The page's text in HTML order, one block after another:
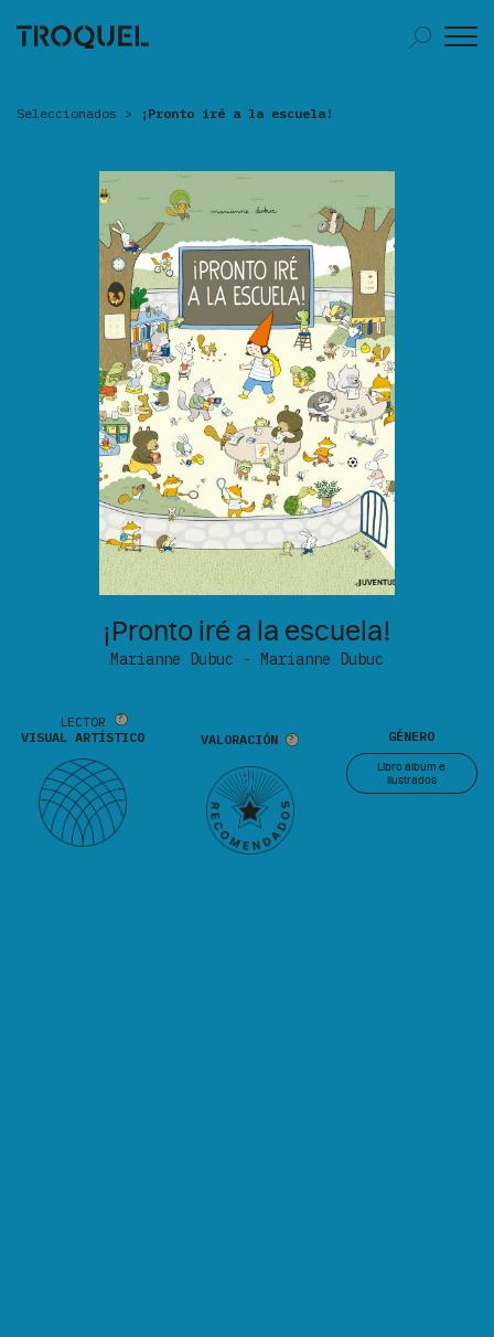
Seleccionados > ¡Pronto iré a la escuela!
¡Pronto iré a la escuela!
Marianne Dubuc - Marianne Dubuc
LECTOR
VISUAL ARTÍSTICO
VALORACIÓN GÉNERO
Libro álbum e
ilustrados